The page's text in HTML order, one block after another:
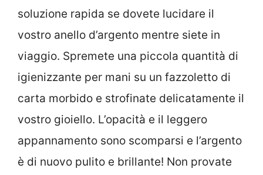
soluzione rapida se dovete lucidare il
vostro anello d’argento mentre siete in
viaggio. Spremete una piccola quantità di
igienizzante per mani su un fazzoletto di
carta morbido e strofinate delicatamente il
vostro gioiello. L’opacità e il leggero
appannamento sono scomparsi e l’argento
è di nuovo pulito e brillante! Non provate